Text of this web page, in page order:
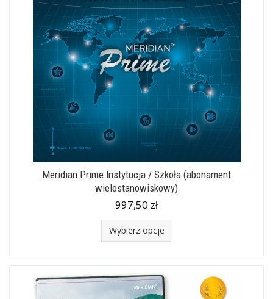
Meridian Prime Instytucja / Szkoła (abonament
wielostanowiskowy)
997,50 zł
Wybierz opcje